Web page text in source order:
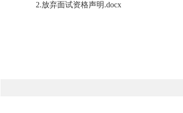
2.放弃面试资格声明.docx